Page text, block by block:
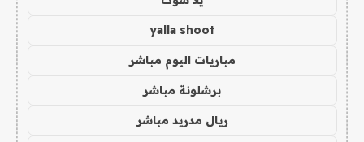
yalla shoot
مباريات اليوم مباشر
برشلونة مباشر
ريال مدريد مباشر